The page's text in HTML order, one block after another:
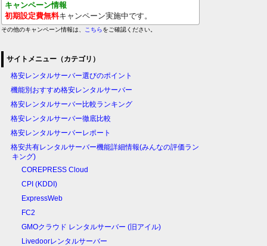
キャンペーン情報
初期設定費無料キャンペーン実施中です。
その他のキャンペーン情報は、 こちらをご確認ください。
サイトメニュー（カテゴリ）
格安レンタルサーバー選びのポイント
機能別おすすめ格安レンタルサーバー
格安レンタルサーバー比較ランキング
格安レンタルサーバー徹底比較
格安レンタルサーバーレポート
格安共有レンタルサーバー機能詳細情報(みんなの評価ラン
キング)
COREPRESS Cloud
CPI (KDDI)
ExpressWeb
FC2
GMOクラウド レンタルサーバー (旧アイル)
Livedoorレンタルサーバー